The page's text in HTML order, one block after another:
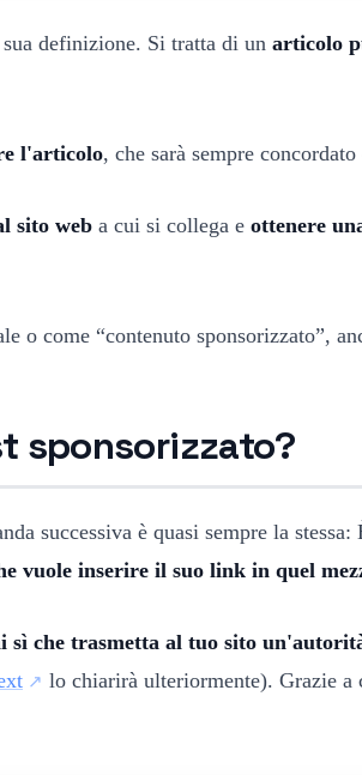
definizione. Si tratta di un articolo
l'articolo, che sarà sempre
sito web a cui si collega e ottenere
o come “contenuto sponsorizzato”,
sponsorizzato?
successiva è quasi sempre la
vuole inserire il suo link in quel
sì che trasmetta al tuo sito
lo chiarirà ulteriormente). Grazie